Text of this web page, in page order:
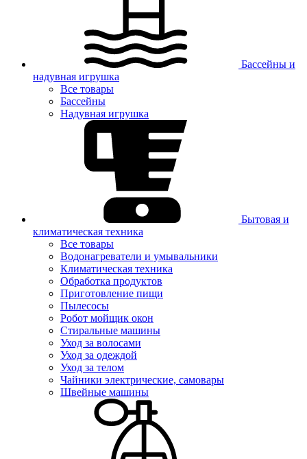
Бассейны и
надувная игрушка
Все товары
Бассейны
Надувная игрушка
Бытовая и
климатическая техника
Все товары
Водонагреватели и умывальники
Климатическая техника
Обработка продуктов
Приготовление пищи
Пылесосы
Робот мойщик окон
Стиральные машины
Уход за волосами
Уход за одеждой
Уход за телом
Чайники электрические, самовары
Швейные машины